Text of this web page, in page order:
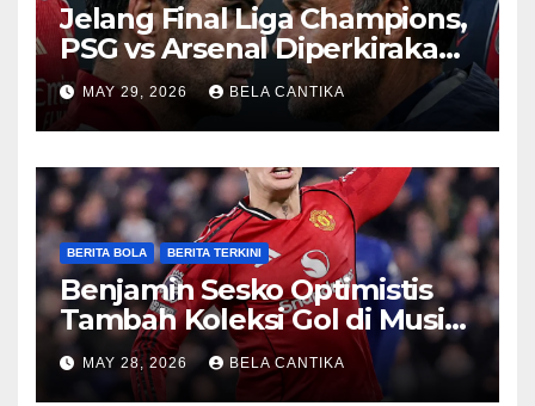
Jelang Final Liga Champions,
PSG vs Arsenal Diperkirakan
Sengit
MAY 29, 2026 BELA CANTIKA
BERITA BOLA BERITA TERKINI
Benjamin Sesko Optimistis
Tambah Koleksi Gol di Musim
2026/27
MAY 28, 2026 BELA CANTIKA